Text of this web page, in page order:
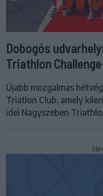
Dobogós
Triathlon
Újabb mozgalmas
Triatlon Club, amely
idei Nagyszeben